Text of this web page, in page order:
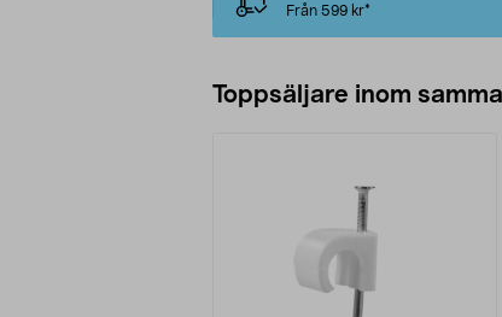
Från 599 kr*
Toppsäljare inom